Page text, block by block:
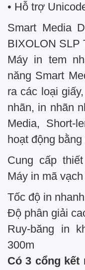
• Hỗ trợ
Smart Media
BIXOLON SLP
Máy in tem
năng Smart
ra các loại
nhãn, in nhãn
Media, Short-
hoạt động
Cung cấp
Máy in mã
Tốc độ in
Độ phân giải
Ruy-băng in
300m
Có 3 cổng kết